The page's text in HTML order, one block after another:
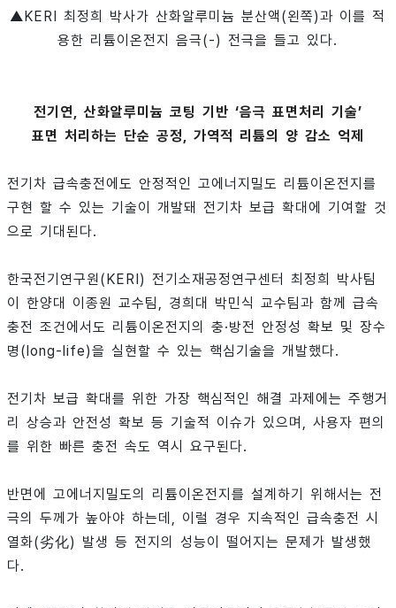
▲KERI 최정희 박사가 산화알루미늄 분산액(왼쪽)과 이를 적
용한 리튬이온전지 음극(-) 전극을 들고 있다.
전기연, 산화알루미늄 코팅 기반 ‘음극 표면처리 기술’
표면 처리하는 단순 공정, 가역적 리튬의 양 감소 억제
전기차 급속충전에도 안정적인 고에너지밀도 리튬이온전지를
구현 할 수 있는 기술이 개발돼 전기차 보급 확대에 기여할 것
으로 기대된다.
한국전기연구원(KERI) 전기소재공정연구센터 최정희 박사팀
이 한양대 이종원 교수팀, 경희대 박민식 교수팀과 함께 급속
충전 조건에서도 리튬이온전지의 충·방전 안정성 확보 및 장수
명(long-life)을 실현할 수 있는 핵심기술을 개발했다.
전기차 보급 확대를 위한 가장 핵심적인 해결 과제에는 주행거
리 상승과 안전성 확보 등 기술적 이슈가 있으며, 사용자 편의
를 위한 빠른 충전 속도 역시 요구된다.
반면에 고에너지밀도의 리튬이온전지를 설계하기 위해서는 전
극의 두께가 높아야 하는데, 이럴 경우 지속적인 급속충전 시
열화(劣化) 발생 등 전지의 성능이 떨어지는 문제가 발생했
다.